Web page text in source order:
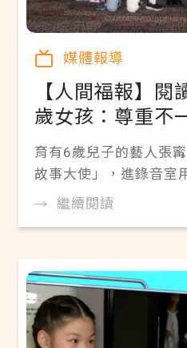
媒體報導
【人間福報】閱
歲女孩：尊重不
育有6歲兒子的藝人張
故事大使」，進錄音室
兒童文學獎」出版的歷
繼續閱讀